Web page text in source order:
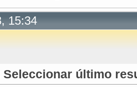
15:34
Seleccionar último